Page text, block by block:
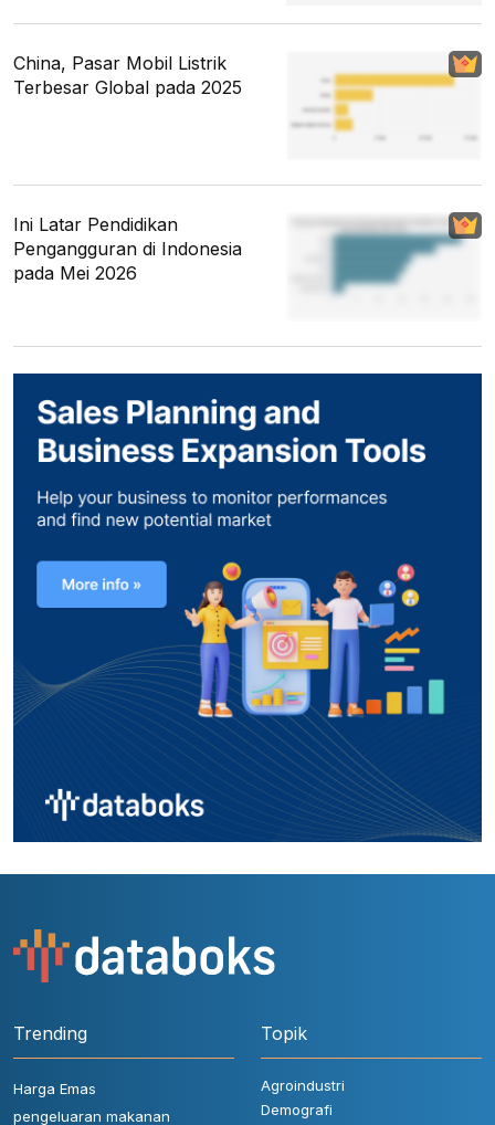
China, Pasar Mobil Listrik
Terbesar Global pada 2025
Ini Latar Pendidikan
Pengangguran di Indonesia
pada Mei 2026
Trending
Harga Emas
pengeluaran makanan
Topik
Agroindustri
Demografi